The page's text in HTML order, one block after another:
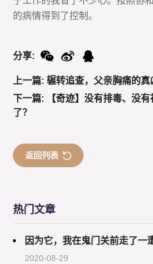
的病情得到了控制。
上一篇: 辗转追查，父亲胸痛的真
下一篇: 【奇迹】没有排毒、没
了？
分享:
返回列表
热门文章
因为它，我在鬼门关前走了一
2020-08-29